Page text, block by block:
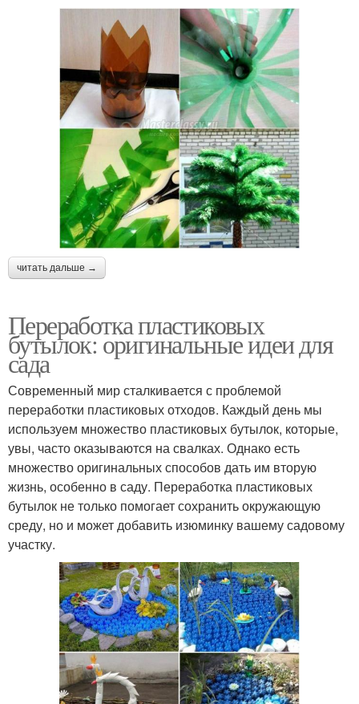
читать дальше →
Переработка пластиковых
бутылок: оригинальные идеи для
сада
Современный мир сталкивается с проблемой
переработки пластиковых отходов. Каждый день мы
используем множество пластиковых бутылок, которые,
увы, часто оказываются на свалках. Однако есть
множество оригинальных способов дать им вторую
жизнь, особенно в саду. Переработка пластиковых
бутылок не только помогает сохранить окружающую
среду, но и может добавить изюминку вашему садовому
участку.